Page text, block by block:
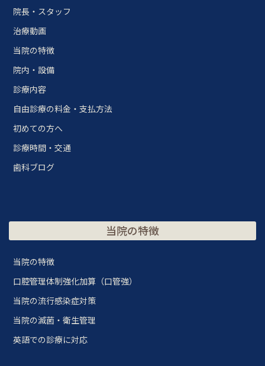
院長・スタッフ
治療動画
当院の特徴
院内・設備
診療内容
自由診療の料金・支払方法
初めての方へ
診療時間・交通
歯科ブログ
当院の特徴
当院の特徴
口腔管理体制強化加算（口管強）
当院の流行感染症対策
当院の滅菌・衛生管理
英語での診療に対応